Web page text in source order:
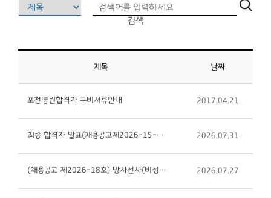
검색
제목 날짜
포천병원합격자 구비서류안내 2017.04.21
최종 합격자 발표(채용공고제2026-15-1호 작업치료사(비정규직), 제2026-14-1호 사회복지사(비정규직), ... 2026.07.31
(채용공고 제2026-18호) 방사선사(비정규직) 면접 일시 공지 2026.07.27